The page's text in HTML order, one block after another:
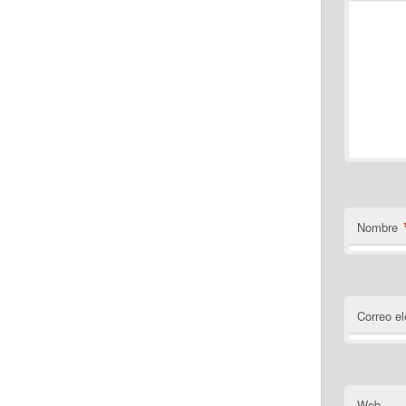
Nombre
Correo